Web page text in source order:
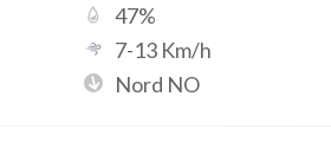
47%
7-13 Km/h
Nord NO